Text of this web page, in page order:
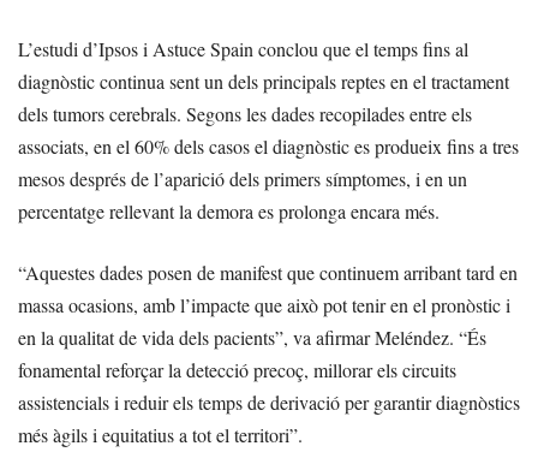
L’estudi d’Ipsos i Astuce Spain conclou que el temps fins al
diagnòstic continua sent un dels principals reptes en el tractament
dels tumors cerebrals. Segons les dades recopilades entre els
associats, en el 60% dels casos el diagnòstic es produeix fins a tres
mesos després de l’aparició dels primers símptomes, i en un
percentatge rellevant la demora es prolonga encara més.
“Aquestes dades posen de manifest que continuem arribant tard en
massa ocasions, amb l’impacte que això pot tenir en el pronòstic i
en la qualitat de vida dels pacients”, va afirmar Meléndez. “És
fonamental reforçar la detecció precoç, millorar els circuits
assistencials i reduir els temps de derivació per garantir diagnòstics
més àgils i equitatius a tot el territori”.